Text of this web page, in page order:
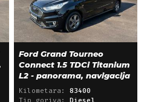
Ford Grand Tourneo
Connect 1.5 TDCi Titanium
L2 - panorama, navigacija
Kilometara: 83400